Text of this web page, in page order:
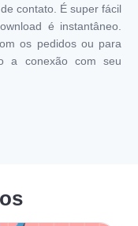
contato. É super fácil
é instantâneo.
os pedidos ou para
a conexão com seu